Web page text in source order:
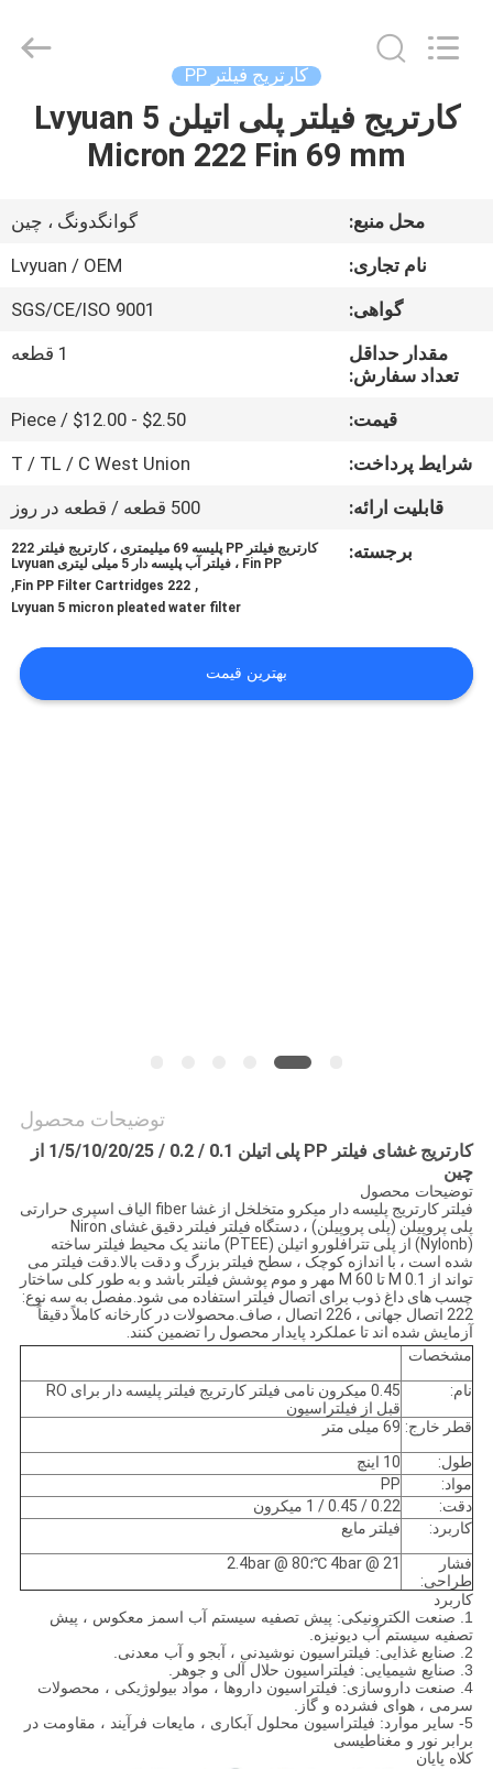
صفحه
محصولات
کنترل
کیفیت
ما
تماس
POLICY
Copyright
Guangzhou
کارتریج فیلتر PP
کارتریج فیلتر پلی اتیلن Lvyuan 5
Micron 222 Fin 69 mm
محل منبع:
گوانگدونگ ، چین
نام تجاری:
Lvyuan / OEM
گواهی:
SGS/CE/ISO 9001
مقدار حداقل
تعداد سفارش:
1 قطعه
قیمت:
$2.50 - $12.00 / Piece
شرایط پرداخت:
T / TL / C West Union
قابلیت ارائه:
500 قطعه / قطعه در روز
برجسته:
کارتریج فیلتر PP پلیسه 69 میلیمتری ، کارتریج فیلتر 222
Fin PP ، فیلتر آب پلیسه دار 5 میلی لیتری Lvyuan
,
222 Fin PP Filter Cartridges
,
Lvyuan 5 micron pleated water filter
بهترین قیمت
توضیحات محصول
کارتریج غشای فیلتر PP پلی اتیلن 0.1 / 0.2 / 1/5/10/20/25 از
چین
توضیحات محصول
فیلتر کارتریج پلیسه دار میکرو متخلخل از غشا fiber الیاف اسپری حرارتی
پلی پروپیلن (پلی پروپیلن) ، دستگاه فیلتر فیلتر دقیق غشای Niron
(Nylonb) از پلی تترافلورو اتیلن (PTEE) مانند یک محیط فیلتر ساخته
شده است ، با اندازه کوچک ، سطح فیلتر بزرگ و دقت بالا.دقت فیلتر می
تواند از 0.1 M تا 60 M مهر و موم پوشش فیلتر باشد و به طور کلی ساختار
چسب های داغ ذوب برای اتصال فیلتر استفاده می شود.مفصل به سه نوع:
222 اتصال جهانی ، 226 اتصال ، صاف.محصولات در کارخانه کاملاً دقیقاً
آزمایش شده اند تا عملکرد پایدار محصول را تضمین کنند.
مشخصات
نام:
0.45 میکرون نامی فیلتر کارتریج فیلتر پلیسه دار برای RO
قبل از فیلتراسیون
قطر خارج: 69 میلی متر
طول:
10 اینچ
مواد:
PP
دقت:
0.22 / 0.45 / 1 میکرون
کاربرد:
فیلتر مایع
فشار
طراحی:
4bar @ 21 ℃؛2.4bar @ 80
کاربرد
1. صنعت الکترونیکی: پیش تصفیه سیستم آب اسمز معکوس ، پیش
تصفیه سیستم آب دیونیزه.
2. صنایع غذایی: فیلتراسیون نوشیدنی ، آبجو و آب معدنی.
3. صنایع شیمیایی: فیلتراسیون حلال آلی و جوهر.
4. صنعت داروسازی: فیلتراسیون داروها ، مواد بیولوژیکی ، محصولات
سرمی ، هوای فشرده و گاز.
5- سایر موارد: فیلتراسیون محلول آبکاری ، مایعات فرآیند ، مقاومت در
برابر نور و مغناطیسی
کلاه پایان